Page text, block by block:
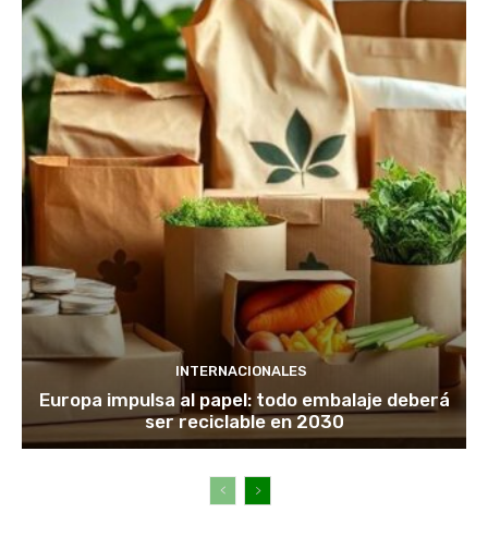
INTERNACIONALES
Europa impulsa al papel: todo embalaje deberá
ser reciclable en 2030